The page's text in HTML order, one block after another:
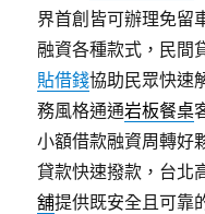
界首創皆可辦理免留
融資各種款式，民間
貼借錢協助民眾快速
務風格通通岩板餐桌
小額借款融資周轉好
貸款快速撥款，台北
舖提供既安全且可靠